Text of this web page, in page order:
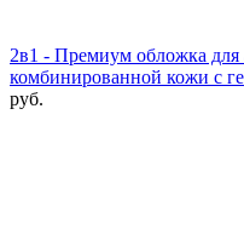
2в1 - Премиум обложка для
комбинированной кожи с
руб.